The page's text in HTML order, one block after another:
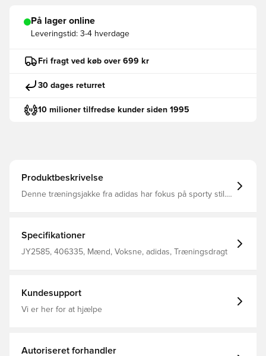
På lager online
Leveringstid: 3-4 hverdage
Fri fragt ved køb over 699 kr
30 dages returret
10 milioner tilfredse kunder siden 1995
Produktbeskrivelse
Denne træningsjakke fra adidas har fokus på sporty stil.
en opretstående krave giver den det klassiske atletiske
look. Oversize pasform Lynlåslukning Skal: 100%
Polyester(100% Genbrugs) / Kropstykkefor: 100%
Specifikationer
JY2585, 406335, Mænd, Voksne, adidas, Træningsdragt
Kundesupport
Vi er her for at hjælpe
Autoriseret forhandler